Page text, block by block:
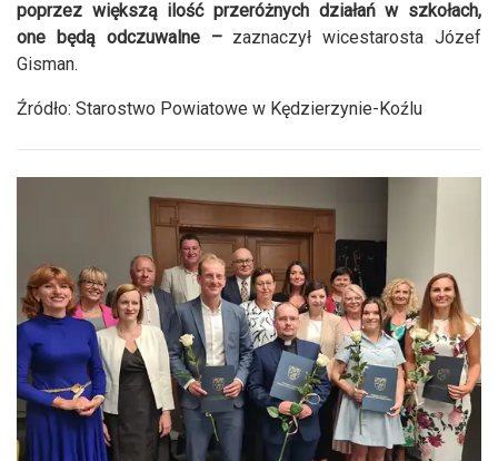
poprzez większą ilość przeróżnych działań w szkołach,
one będą odczuwalne –zaznaczył wicestarosta Józef
Gisman.
Źródło: Starostwo Powiatowe w Kędzierzynie-Koźlu